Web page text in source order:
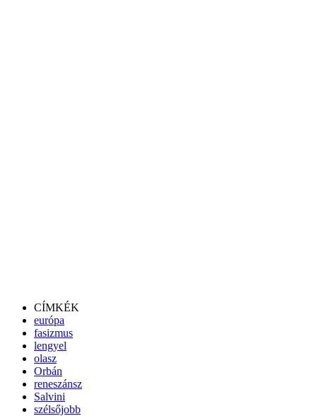
CÍMKÉK
európa
fasizmus
lengyel
olasz
Orbán
reneszánsz
Salvini
szélsőjobb